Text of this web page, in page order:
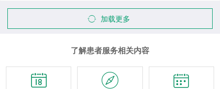
加载更多
了解患者服务相关内容
  